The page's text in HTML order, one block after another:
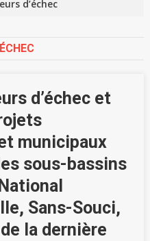
d’échec
d’échec et
municipaux
sous-bassins
Sans-Souci,
la dernière